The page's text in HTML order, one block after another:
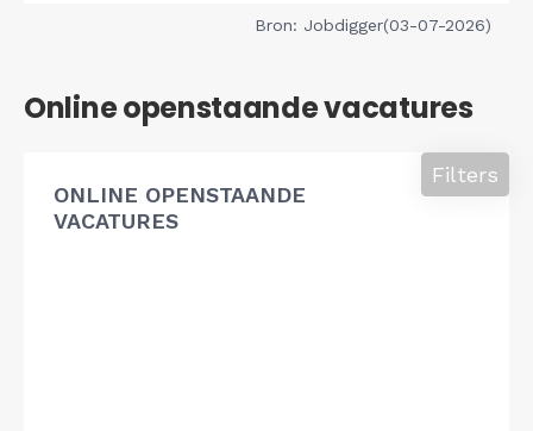
Bron: Jobdigger(03-07-2026)
Online openstaande vacatures
ONLINE OPENSTAANDE
VACATURES
Filters